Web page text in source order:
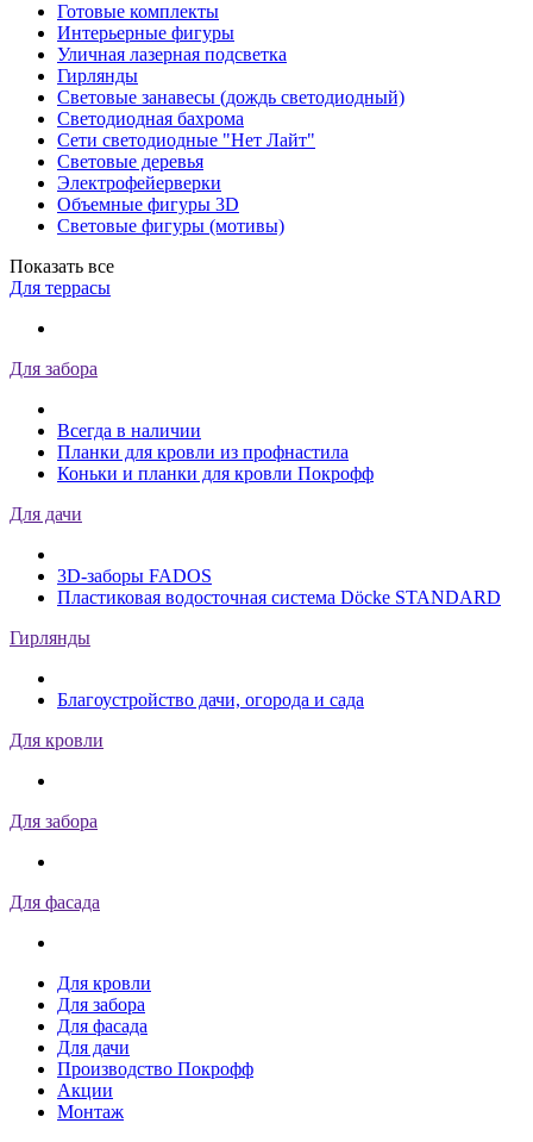
Готовые комплекты
Интерьерные фигуры
Уличная лазерная подсветка
Гирлянды
Световые занавесы (дождь светодиодный)
Светодиодная бахрома
Сети светодиодные "Нет Лайт"
Световые деревья
Электрофейерверки
Объемные фигуры 3D
Световые фигуры (мотивы)
Показать все
Для террасы
Для забора
Всегда в наличии
Планки для кровли из профнастила
Коньки и планки для кровли Покрофф
Для дачи
3D-заборы FADOS
Пластиковая водосточная система Döcke STANDARD
Гирлянды
Благоустройство дачи, огорода и сада
Для кровли
Для забора
Для фасада
Для кровли
Для забора
Для фасада
Для дачи
Производство Покрофф
Акции
Монтаж